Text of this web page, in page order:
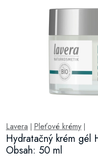
Lavera | Pleťové krémy |
Hydratačný krém gél
Obsah: 50 ml